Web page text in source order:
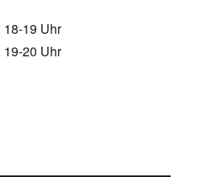
18-19 Uhr
19-20 Uhr